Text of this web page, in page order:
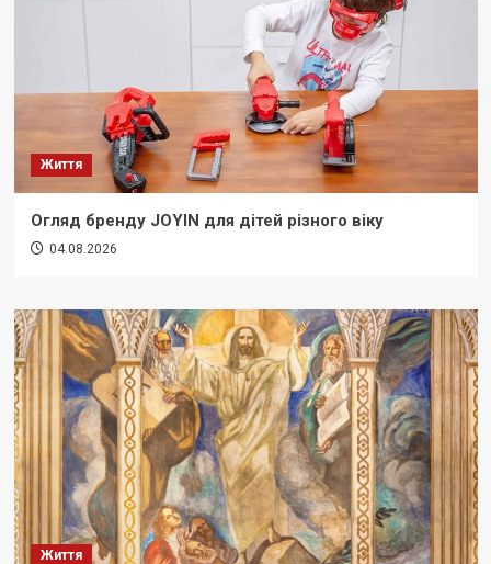
Життя
Огляд бренду JOYIN для дітей різного віку
04.08.2026
Життя